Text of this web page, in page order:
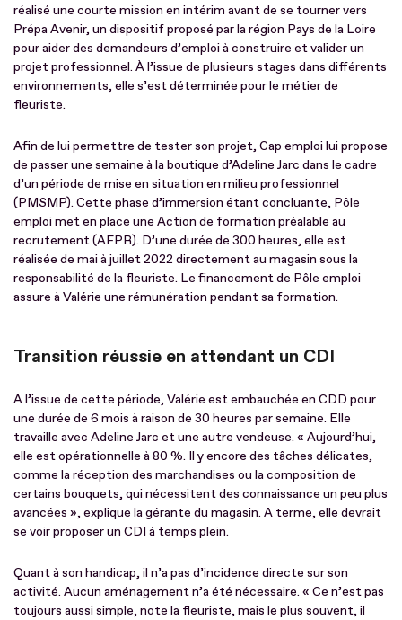
réalisé une courte mission en intérim avant de se tourner vers
Prépa Avenir, un dispositif proposé par la région Pays de la Loire
pour aider des demandeurs d’emploi à construire et valider un
projet professionnel. À l’issue de plusieurs stages dans différents
environnements, elle s’est déterminée pour le métier de
fleuriste.
Afin de lui permettre de tester son projet, Cap emploi lui propose
de passer une semaine à la boutique d’Adeline Jarc dans le cadre
d’un période de mise en situation en milieu professionnel
(PMSMP). Cette phase d’immersion étant concluante, Pôle
emploi met en place une Action de formation préalable au
recrutement (AFPR). D’une durée de 300 heures, elle est
réalisée de mai à juillet 2022 directement au magasin sous la
responsabilité de la fleuriste. Le financement de Pôle emploi
assure à Valérie une rémunération pendant sa formation.
Transition réussie en attendant un CDI
A l’issue de cette période, Valérie est embauchée en CDD pour
une durée de 6 mois à raison de 30 heures par semaine. Elle
travaille avec Adeline Jarc et une autre vendeuse. « Aujourd’hui,
elle est opérationnelle à 80 %. Il y encore des tâches délicates,
comme la réception des marchandises ou la composition de
certains bouquets, qui nécessitent des connaissance un peu plus
avancées », explique la gérante du magasin. A terme, elle devrait
se voir proposer un CDI à temps plein.
Quant à son handicap, il n’a pas d’incidence directe sur son
activité. Aucun aménagement n’a été nécessaire. « Ce n’est pas
toujours aussi simple, note la fleuriste, mais le plus souvent, il